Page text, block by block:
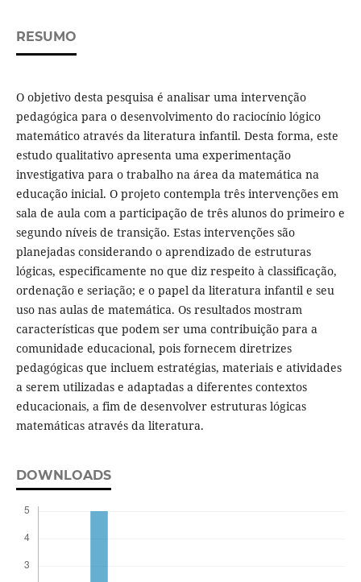
RESUMO
O objetivo desta pesquisa é analisar uma intervenção
pedagógica para o desenvolvimento do raciocínio lógico
matemático através da literatura infantil. Desta forma, este
estudo qualitativo apresenta uma experimentação
investigativa para o trabalho na área da matemática na
educação inicial. O projeto contempla três intervenções em
sala de aula com a participação de três alunos do primeiro e
segundo níveis de transição. Estas intervenções são
planejadas considerando o aprendizado de estruturas
lógicas, especificamente no que diz respeito à classificação,
ordenação e seriação; e o papel da literatura infantil e seu
uso nas aulas de matemática. Os resultados mostram
características que podem ser uma contribuição para a
comunidade educacional, pois fornecem diretrizes
pedagógicas que incluem estratégias, materiais e atividades
a serem utilizadas e adaptadas a diferentes contextos
educacionais, a fim de desenvolver estruturas lógicas
matemáticas através da literatura.
DOWNLOADS